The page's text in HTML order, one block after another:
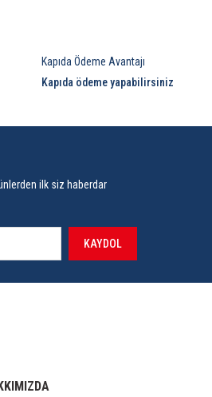
Kapıda Ödeme Avantajı
Kapıda ödeme yapabilirsiniz
ilk siz haberdar
KAYDOL